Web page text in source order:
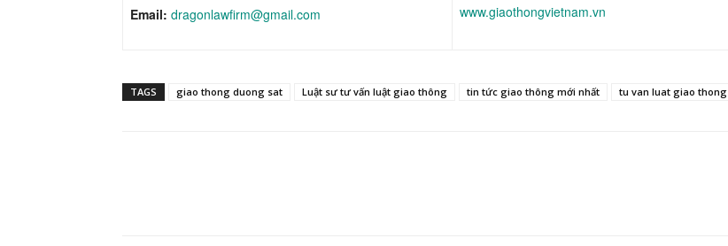
Email: dragonlawfirm@gmail.com
www.giaothongvietnam.vn
TAGS giao thong duong sat Luật sư tư vấn luật giao thông tin tức giao thông mới nhất tu van luat giao thong